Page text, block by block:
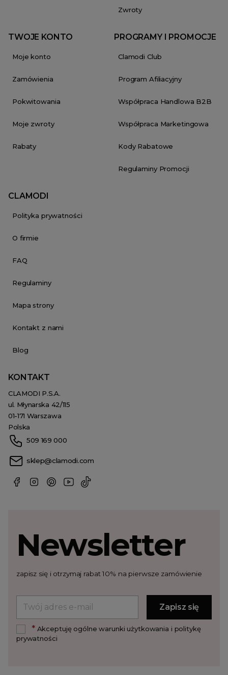
Zwroty
TWOJE KONTO
Moje konto
Zamówienia
Pokwitowania
Moje zwroty
Rabaty
PROGRAMY I PROMOCJE
Clamodi Club
Program Afiliacyjny
Współpraca Handlowa B2B
Współpraca Marketingowa
Kody Rabatowe
Regulaminy Promocji
CLAMODI
Polityka prywatności
O firmie
FAQ
Regulaminy
Mapa strony
Kontakt z nami
Blog
KONTAKT
CLAMODI P.S.A.
ul. Młynarska 42/115
01-171 Warszawa
Polska
509 169 000
sklep@clamodi.com
Newsletter
zapisz się i otrzymaj rabat 10% na pierwsze zamówienie
*Akceptuję ogólne warunki użytkowania i politykę
prywatności